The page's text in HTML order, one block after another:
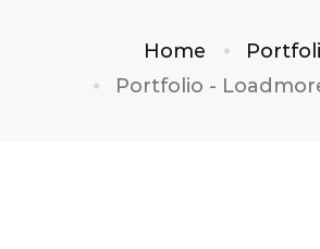
Home
Portfolio -